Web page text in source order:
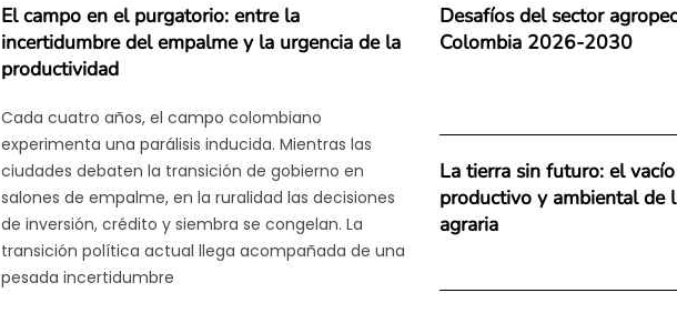
El campo en el purgatorio: entre la
incertidumbre del empalme y la urgencia de la
productividad
Cada cuatro años, el campo colombiano
experimenta una parálisis inducida. Mientras las
ciudades debaten la transición de gobierno en
salones de empalme, en la ruralidad las decisiones
de inversión, crédito y siembra se congelan. La
transición política actual llega acompañada de una
pesada incertidumbre
Desafíos del sector
Colombia 2026-2030
La tierra sin futuro: el vacío
productivo y ambiental de
agraria